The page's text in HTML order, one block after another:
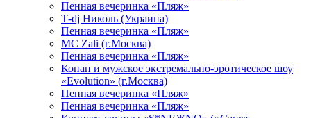
Пенная вечеринка «Пляж»
Т-dj Николь (Украина)
Пенная вечеринка «Пляж»
МС Zali (г.Москва)
Пенная вечеринка «Пляж»
Конан и мужское экстремально-эротическое шоу
«Evolution» (г.Москва)
Пенная вечеринка «Пляж»
Пенная вечеринка «Пляж»